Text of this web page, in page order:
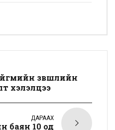
зөвшлийн
хэлэлцээ
ДАРААХ
баян 10 од